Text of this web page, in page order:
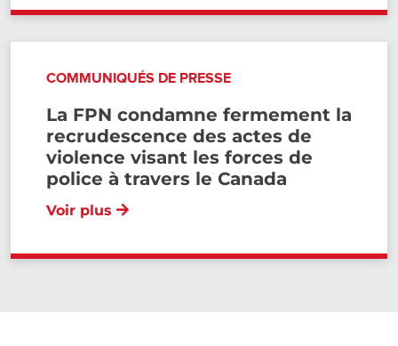
COMMUNIQUÉS DE PRESSE
La FPN condamne fermement la
recrudescence des actes de
violence visant les forces de
police à travers le Canada
Voir plus